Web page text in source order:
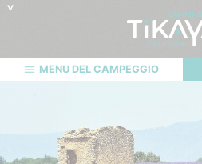
MENU DEL CAMPEGGIO